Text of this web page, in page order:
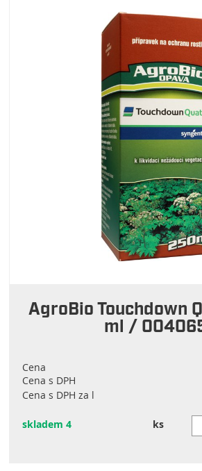
AgroBio Touchdown
ml /
Cena
Cena s DPH
Cena s DPH za l
skladem 4 ks